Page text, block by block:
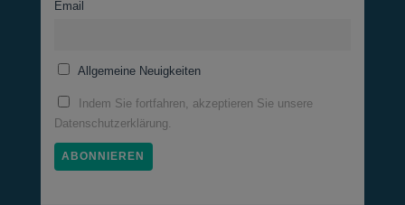
Email
Allgemeine Neuigkeiten
Indem Sie fortfahren, akzeptieren Sie unsere
Datenschutzerklärung.